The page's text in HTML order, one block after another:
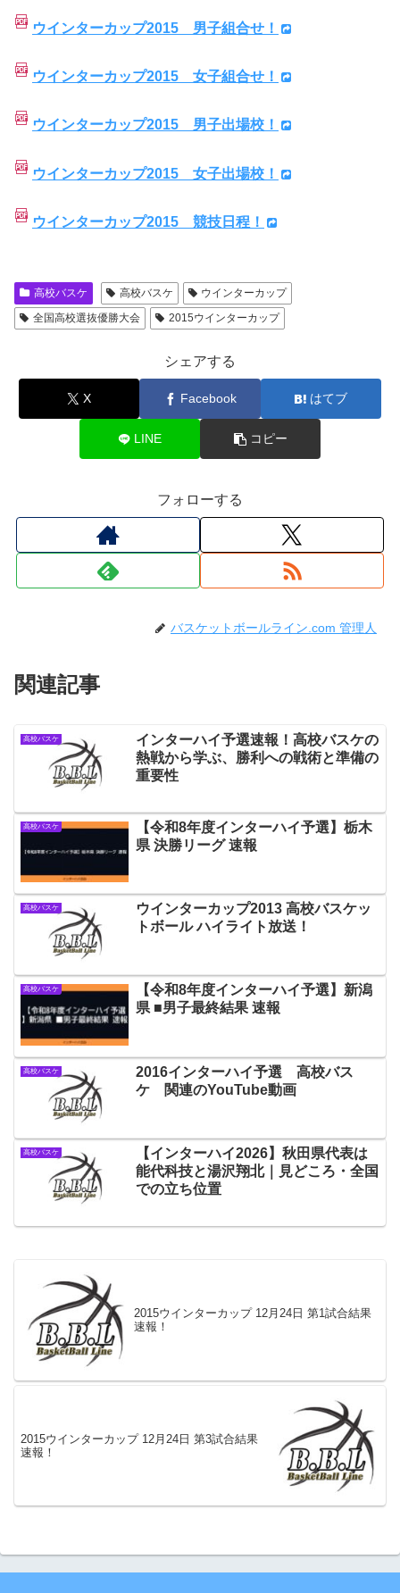
ウインターカップ2015 男子組合せ！
ウインターカップ2015 女子組合せ！
ウインターカップ2015 男子出場校！
ウインターカップ2015 女子出場校！
ウインターカップ2015 競技日程！
高校バスケ 高校バスケ
ウインターカップ
全国高校選抜優勝大会
2015ウインターカップ
シェアする
X Facebook はてブ
LINE コピー
フォローする
バスケットボールライン.com 管理人
関連記事
高校バスケ
インターハイ予選速報！高校バスケの
熱戦から学ぶ、勝利への戦術と準備の
重要性
高校バスケ
【令和8年度インターハイ予選】栃木
県 決勝リーグ 速報
高校バスケ
ウインターカップ2013 高校バスケッ
トボール ハイライト放送！
高校バスケ
【令和8年度インターハイ予選】新潟
県 ■男子最終結果 速報
高校バスケ
2016インターハイ予選 高校バス
ケ 関連のYouTube動画
高校バスケ
【インターハイ2026】秋田県代表は
能代科技と湯沢翔北｜見どころ・全国
での立ち位置
2015ウインターカップ 12月24日 第1試合結果
速報！
2015ウインターカップ 12月24日 第3試合結果
速報！